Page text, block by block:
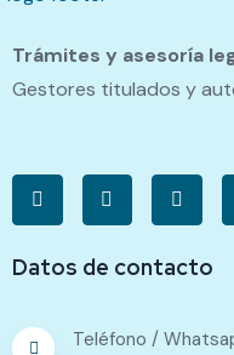
Trámites y asesoría
Gestores titulados y
Datos de contacto
Teléfono /